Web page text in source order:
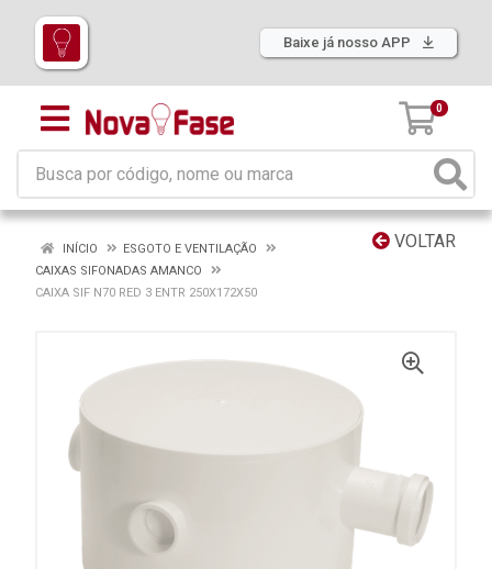
Baixe já nosso APP
0
VOLTAR
INÍCIO
ESGOTO E VENTILAÇÃO
CAIXAS SIFONADAS AMANCO
CAIXA SIF N70 RED 3 ENTR 250X172X50